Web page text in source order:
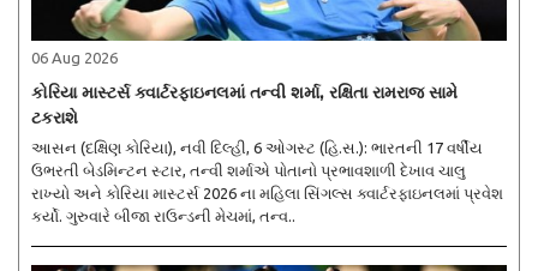
06 Aug 2026
કોરિયા માસ્ટર્સ ક્વાર્ટરફાઇનલમાં તન્વી શર્મા, રક્ષિતા રામરાજ સામે
ટકરાશે
આસન (દક્ષિણ કોરિયા), નવી દિલ્હી, 6 ઓગસ્ટ (હિ.સ.): ભારતની 17 વર્ષીય
ઉભરતી બેડમિન્ટન સ્ટાર, તન્વી શર્માએ પોતાનો પ્રભાવશાળી દેખાવ ચાલુ
રાખ્યો અને કોરિયા માસ્ટર્સ 2026 ના મહિલા સિંગલ્સ ક્વાર્ટરફાઇનલમાં પ્રવેશ
કર્યો. ગુરુવારે બીજા રાઉન્ડની મેચમાં, તન્વ..